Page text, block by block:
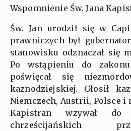
Wspomnienie Św. Jana
Św. Jan urodził się w
prawniczych był
stanowisku odznaczał się
Po wstąpieniu do
poświęcał się
kaznodziejskiej. Głosił
Niemczech, Austrii, Polsce i
Kapistran wzywał do
chrześcijańskich